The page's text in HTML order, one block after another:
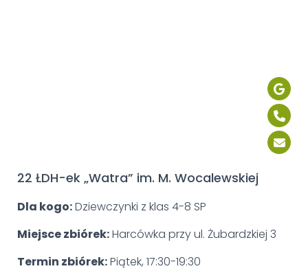
22 ŁDH-ek „Watra” im. M. Wocalewskiej
Dla kogo:Dziewczynki z klas 4-8 SP
Miejsce zbiórek:Harcówka przy ul. Żubardzkiej 3
Termin zbiórek:Piątek, 17:30-19:30